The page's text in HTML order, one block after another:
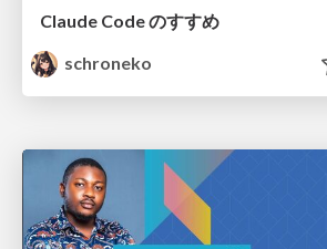
Claude Code のすすめ
schroneko